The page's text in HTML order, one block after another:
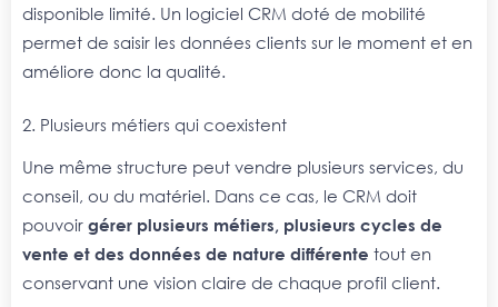
disponible limité. Un logiciel CRM doté de mobilité
permet de saisir les données clients sur le moment et en
améliore donc la qualité.
2. Plusieurs métiers qui coexistent
Une même structure peut vendre plusieurs services, du
conseil, ou du matériel. Dans ce cas, le CRM doit
pouvoir gérer plusieurs métiers, plusieurs cycles de
vente et des données de nature différente tout en
conservant une vision claire de chaque profil client.